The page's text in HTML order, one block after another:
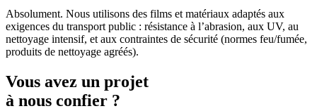
Absolument. Nous utilisons des films et matériaux adaptés aux
exigences du transport public : résistance à l’abrasion, aux UV, au
nettoyage intensif, et aux contraintes de sécurité (normes feu/fumée,
produits de nettoyage agréés).
Vous avez un projet
à nous confier ?